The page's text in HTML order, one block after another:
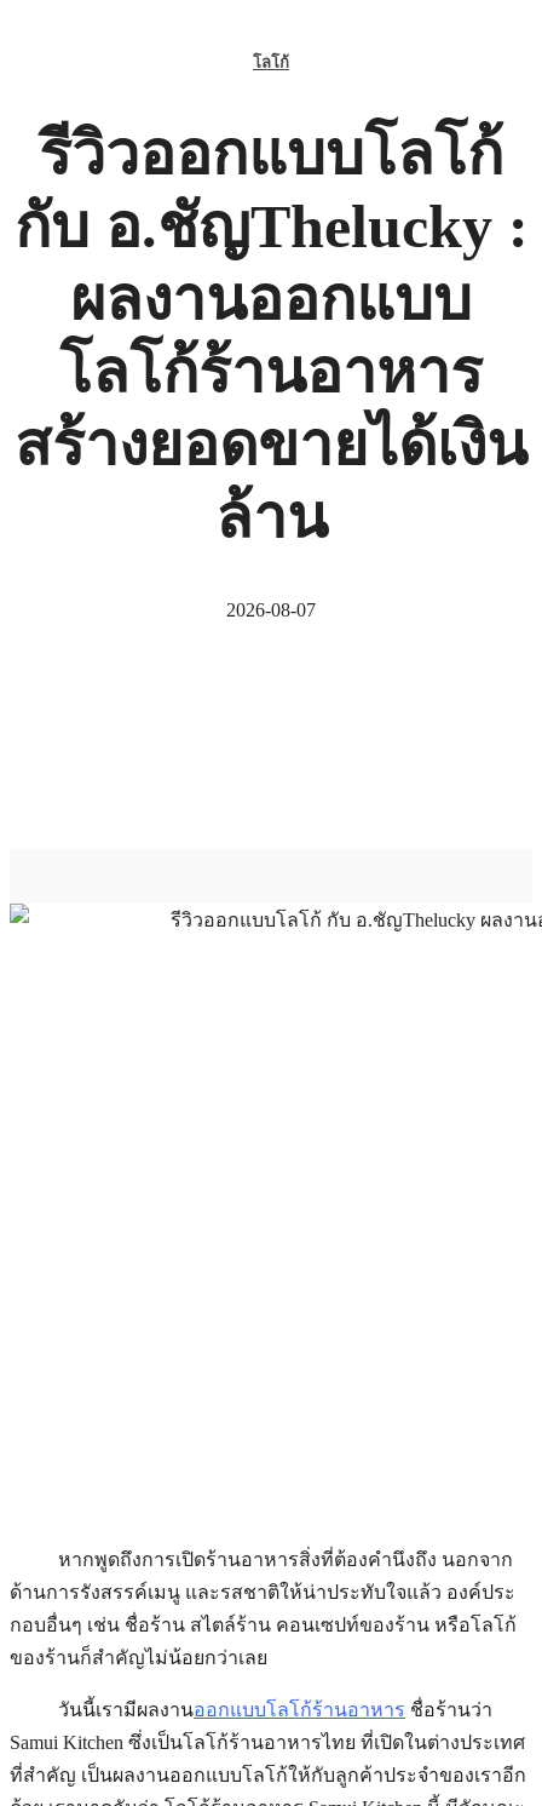
โลโก้
รีวิวออกแบบโลโก้
กับ อ.ชัญThelucky :
ผลงานออกแบบ
โลโก้ร้านอาหาร
สร้างยอดขายได้เงิน
ล้าน
2026-08-07
หากพูดถึงการเปิดร้านอาหารสิ่งที่ต้องคำนึงถึง นอกจาก
ด้านการรังสรรค์เมนู และรสชาติให้น่าประทับใจแล้ว องค์ประ
กอบอื่นๆ เช่น ชื่อร้าน สไตล์ร้าน คอนเซปท์ของร้าน หรือโลโก้
ของร้านก็สำคัญไม่น้อยกว่าเลย
วันนี้เรามีผลงานออกแบบโลโก้ร้านอาหาร ชื่อร้านว่า
Samui Kitchen ซึ่งเป็นโลโก้ร้านอาหารไทย ที่เปิดในต่างประเทศ
ที่สำคัญ เป็นผลงานออกแบบโลโก้ให้กับลูกค้าประจำของเราอีก